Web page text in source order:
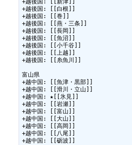
+越後国: [[新津]]
+越後国: [[白根]]
+越後国: [[巻]]
+越後国: [[燕・三条]]
+越後国: [[長岡]]
+越後国: [[魚沼]]
+越後国: [[小千谷]]
+越後国: [[上越]]
+越後国: [[糸魚川]]
富山県
+越中国: [[魚津・黒部]]
+越中国: [[滑川・立山]]
+越中国: ★[[氷見]]
+越中国: [[岩瀬]]
+越中国: [[富山]]
+越中国: [[大山]]
+越中国: [[高岡]]
+越中国: [[八尾]]
+越中国: [[砺波]]